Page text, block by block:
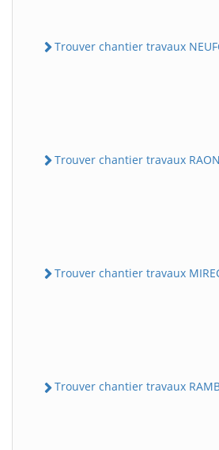
Trouver chantier travaux
Trouver chantier travaux
Trouver chantier travaux
Trouver chantier travaux